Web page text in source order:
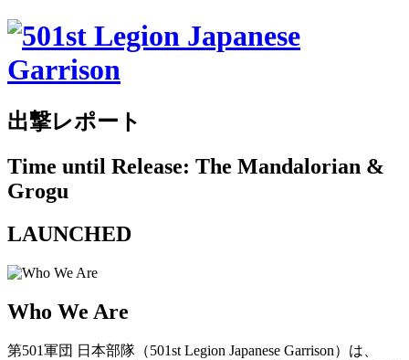
出撃レポート
Time until Release: The Mandalorian &
Grogu
LAUNCHED
Who We Are
第501軍団 日本部隊（501st Legion Japanese Garrison）は、